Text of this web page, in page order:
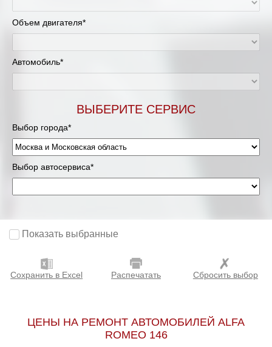
Липецк
Москва и Московская область
Мурманск
Нижневартовск
Нижний Новгород
Новосибирск
Оренбург
Петрозаводск
Объем двигателя*
Автомобиль*
ВЫБЕРИТЕ СЕРВИС
Выбор города*
Выбор автосервиса*
Показать выбранные
Сохранить в Excel Распечатать Сбросить выбор
ЦЕНЫ НА РЕМОНТ АВТОМОБИЛЕЙ ALFA
ROMEO 146